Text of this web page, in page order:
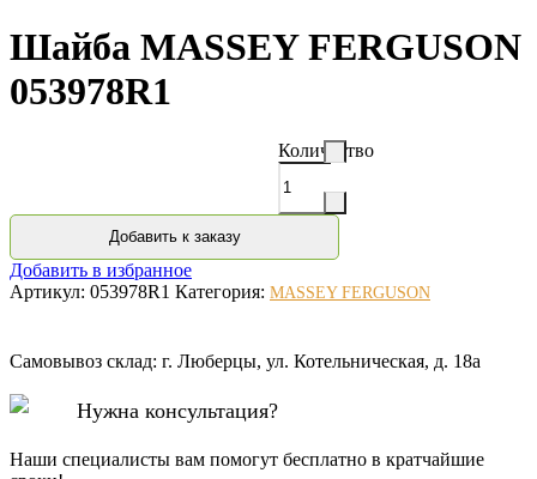
Шайба MASSEY FERGUSON
053978R1
Количество
Добавить к заказу
Добавить в избранное
Артикул: 053978R1 Категория: MASSEY FERGUSON
Самовывоз склад: г. Люберцы, ул. Котельническая, д. 18а
Нужна консультация?
Наши специалисты вам помогут бесплатно в кратчайшие